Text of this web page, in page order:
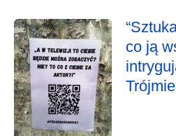
co ją